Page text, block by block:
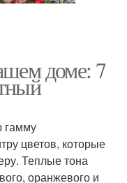
доме: 7
гамму
цветов, которые
Теплые тона
оранжевого и